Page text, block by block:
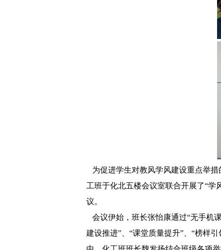
为促进学生对教风学风建设重点举措
工班于化北五楼会议室联合开展了“学
议。
会议伊始， 班长张怡康通过“无手机
建设推进” “课堂质量提升” “榜样引